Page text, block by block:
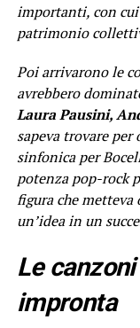
importanti, con
patrimonio
Poi arrivarono le
avrebbero
Laura Pausini,
sapeva trovare
sinfonica per
potenza pop-rock
figura che metteva
un’idea in un
Le
impronta